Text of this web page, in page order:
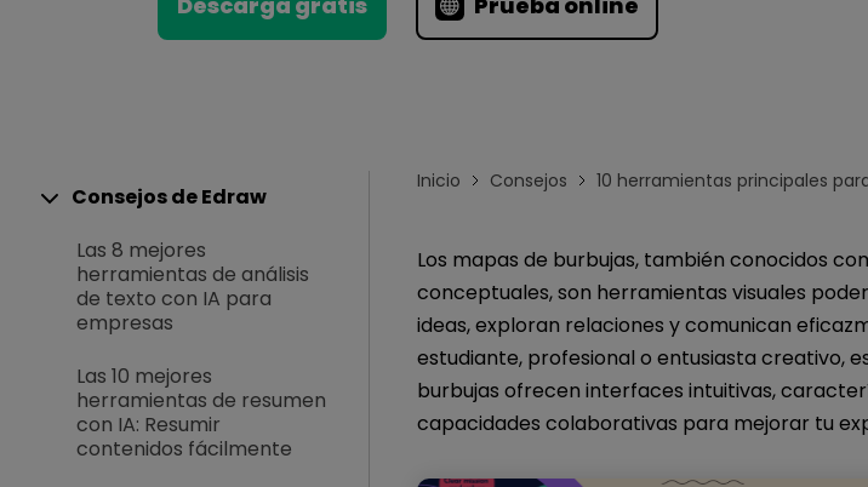
Centro de conocimientos
Para EdrawMax > Para EdrawMind >
Consejos de Edraw
Las 8 mejores
herramientas de análisis
de texto con IA para
empresas
Las 10 mejores
herramientas de resumen
con IA: Resumir
contenidos fácilmente
Inicio Consejos 10 herramientas principales
Los mapas de burbujas, también conocidos
conceptuales, son herramientas visuales
ideas, exploran relaciones y comunican
estudiante, profesional o entusiasta creativo,
burbujas ofrecen interfaces intuitivas,
capacidades colaborativas para mejorar tu